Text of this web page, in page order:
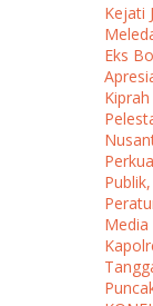
Kejati
Eks
Media